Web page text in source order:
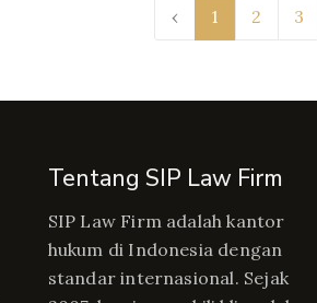
‹ 1 2 3
Tentang SIP Law Firm
SIP Law Firm adalah kantor
hukum di Indonesia dengan
standar internasional. Sejak